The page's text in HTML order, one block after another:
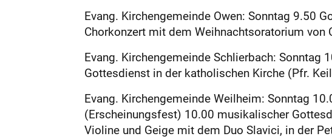
Evang. Kirchengemeinde ­Owen: Sonntag 9.50
Chorkonzert mit dem Weihnachtsoratorium von
Evang. Kirchengemeinde Schlierbach:
Gottesdienst in der katholischen Kirche (Pfr.
Evang. Kirchengemeinde ­Weilheim: Sonntag
(Erscheinungsfest) 10.00 musikalischer
Violine und Geige mit dem Duo Slavici, in der